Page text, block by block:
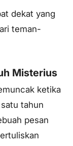
dekat yang
teman-
Misterius
ketika
tahun
pesan